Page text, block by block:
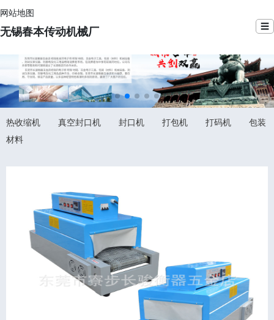
网站地图
无锡春本传动机械厂 ☰
热收缩机 真空封口机 封口机 打包机 打码机
包装
材料